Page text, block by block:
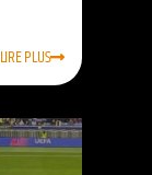
LIRE PLUS